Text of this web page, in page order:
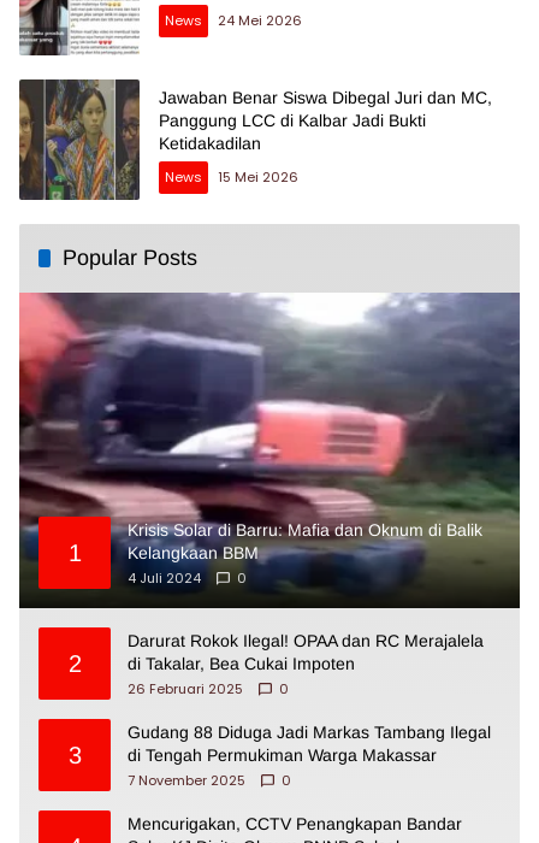
News
24 Mei 2026
Jawaban Benar Siswa Dibegal Juri dan MC,
Panggung LCC di Kalbar Jadi Bukti
Ketidakadilan
News
15 Mei 2026
Popular Posts
1
Krisis Solar di Barru: Mafia dan Oknum di Balik
Kelangkaan BBM
4 Juli 2024
0
2
Darurat Rokok Ilegal! OPAA dan RC Merajalela
di Takalar, Bea Cukai Impoten
26 Februari 2025
0
3
Gudang 88 Diduga Jadi Markas Tambang Ilegal
di Tengah Permukiman Warga Makassar
7 November 2025
0
Mencurigakan, CCTV Penangkapan Bandar